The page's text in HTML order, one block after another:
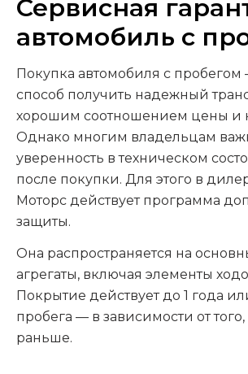
Сервисная
автомобиль с
Покупка автомобиля с
способ получить надежный
хорошим соотношением цены и
Однако многим владельцам
уверенность в техническом
после покупки. Для этого в
Моторс действует программа
защиты.
Она распространяется на
агрегаты, включая элементы
Покрытие действует до 1 года
пробега — в зависимости от того,
раньше.